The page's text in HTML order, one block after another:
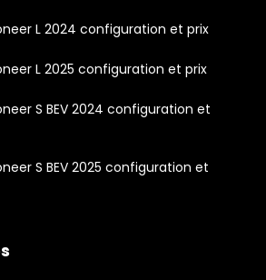
L 2024 configuration et prix
L 2025 configuration et prix
S BEV 2024 configuration et
S BEV 2025 configuration et